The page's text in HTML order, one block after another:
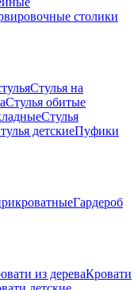
столики
Стулья на
Стулья обитые
Стулья
детскиеПуфики
Гардероб
из дереваКровати